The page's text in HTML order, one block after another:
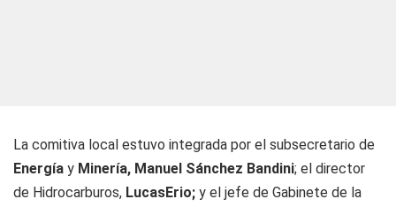
La comitiva local estuvo integrada por el subsecretario de
Energía y Minería, Manuel Sánchez Bandini; el director
de Hidrocarburos, LucasErio; y el jefe de Gabinete de la